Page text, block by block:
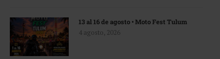
13 al 16 de agosto • Moto Fest Tulum
4 agosto, 2026